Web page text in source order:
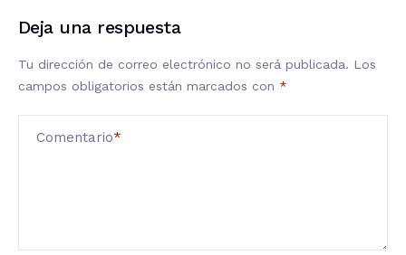
Deja una respuesta
Tu dirección de correo electrónico no será publicada. Los
campos obligatorios están marcados con *
Comentario*